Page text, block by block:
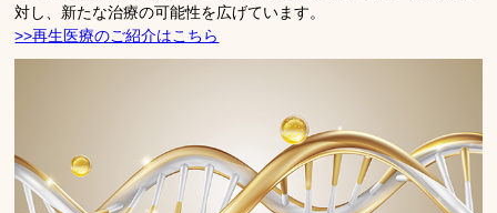
対し、新たな治療の可能性を広げています。
>>再生医療のご紹介はこちら